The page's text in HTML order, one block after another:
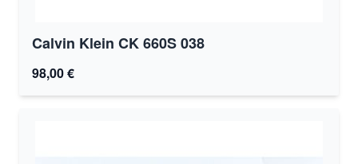
Calvin Klein CK 660S 038
98,00 €